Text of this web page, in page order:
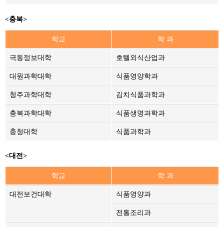
<충북>
학교 학 과
극동정보대학 호텔외식산업과
대원과학대학 식품영양학과
청주과학대학 김치식품과학과
충북과학대학 식품생명과학과
충청대학 식품과학과
<대전>
학교 학 과
대전보건대학 식품영양과
전통조리과